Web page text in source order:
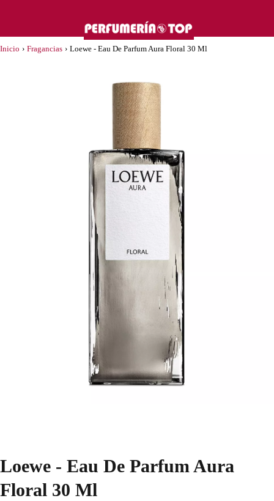
Inicio › Fragancias › Loewe - Eau De Parfum Aura Floral 30 Ml
Loewe - Eau De Parfum Aura
Floral 30 Ml